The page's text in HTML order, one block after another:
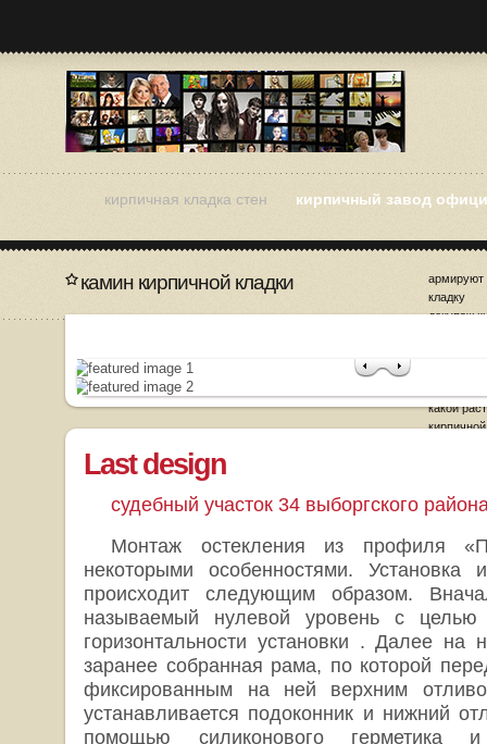
кирпичная кладка стен кирпичный завод
армируют
кладку
декупаж
какой
камин кирпичной кладки
Last design
судебный участок 34 выборгского
Монтаж остекления из профиля
некоторыми особенностями. Установка
происходит следующим образом.
называемый нулевой уровень с целью
горизонтальности установки . Далее на
заранее собранная рама, по которой
фиксированным на ней верхним
устанавливается подоконник и нижний
помощью силиконового герметика